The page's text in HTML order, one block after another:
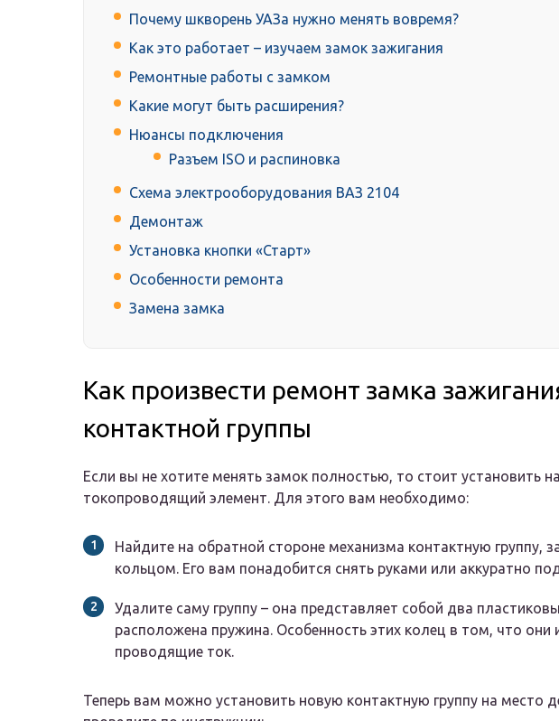
Почему шкворень УАЗа нужно менять вовремя?
Как это работает – изучаем замок зажигания
Ремонтные работы с замком
Какие могут быть расширения?
Нюансы подключения
Разъем ISO и распиновка
Схема электрооборудования ВАЗ 2104
Демонтаж
Установка кнопки «Старт»
Особенности ремонта
Замена замка
Как произвести ремонт замка
контактной группы
Если вы не хотите менять замок полностью, то стоит установить
токопроводящий элемент. Для этого вам необходимо:
Найдите на обратной стороне механизма контактную группу,
кольцом. Его вам понадобится снять руками или аккуратно
Удалите саму группу – она представляет собой два
расположена пружина. Особенность этих колец в том, что
проводящие ток.
Теперь вам можно установить новую контактную группу на место